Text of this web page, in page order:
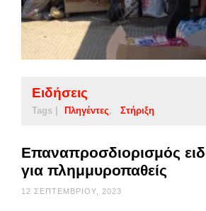
Ειδήσεις
Tags | Πληγέντες Στήριξη
Επαναπροσδιορισμός
για πλημμυροπαθείς
12 ΣΕΠΤΕΜΒΡΊΟΥ, 2023